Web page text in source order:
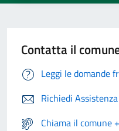
Contatta il
Leggi le domande
Richiedi Assistenza
Chiama il comune